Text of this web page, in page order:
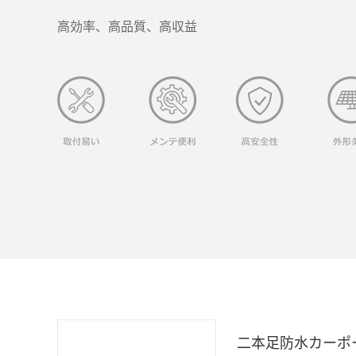
高効率、高品質、高収益
二本足防水カーポ